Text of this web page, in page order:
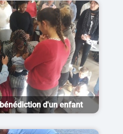
d'un enfant